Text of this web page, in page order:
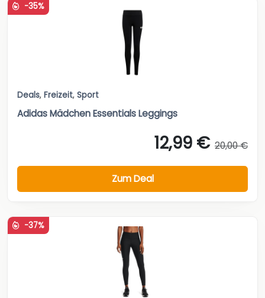
-35%
Deals, Freizeit, Sport
Adidas Mädchen Essentials Leggings
12,99 € 20,00 €
Zum Deal
-37%